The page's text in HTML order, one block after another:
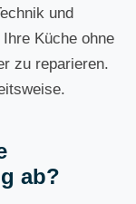
und
Küche ohne
zu reparieren.
ab?